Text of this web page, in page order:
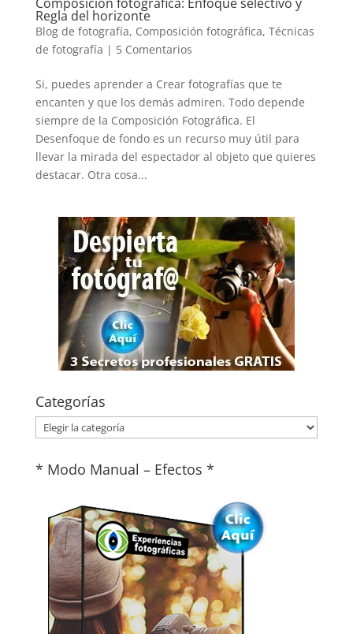
Regla del horizonte
Blog de fotografía, Composición fotográfica, Técnicas
de fotografía | 5 Comentarios
Si, puedes aprender a Crear fotografías que te
encanten y que los demás admiren. Todo depende
siempre de la Composición Fotográfica. El
Desenfoque de fondo es un recurso muy útil para
llevar la mirada del espectador al objeto que quieres
destacar. Otra cosa...
Categorías
Categorías
* Modo Manual – Efectos *